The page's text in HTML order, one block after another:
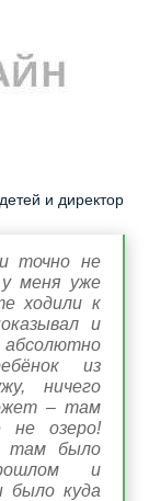
и директор
точно не
меня уже
ходили к
и
из
ничего
– там
не озеро!
там было
и
было куда